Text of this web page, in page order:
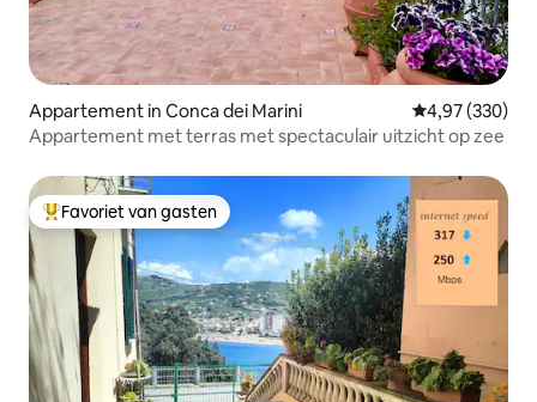
Appartement in Conca dei Marini Gemiddelde
4,97 (330)
Appartement met terras met spectaculair uitzicht op zee
Topfavoriet van gasten
Favoriet van gasten